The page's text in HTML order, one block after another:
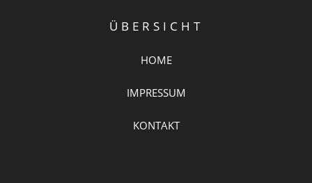
ÜBERSICHT
HOME
IMPRESSUM
KONTAKT